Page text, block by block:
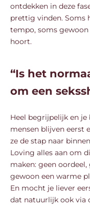
ontdekken in deze
prettig vinden. Soms
tempo, soms
hoort.
“Is het
om een
Heel begrijpelijk en je
mensen blijven eerst
ze de stap naar
Loving alles aan om
maken: geen
gewoon een warme
En mocht je liever
dat natuurlijk ook via